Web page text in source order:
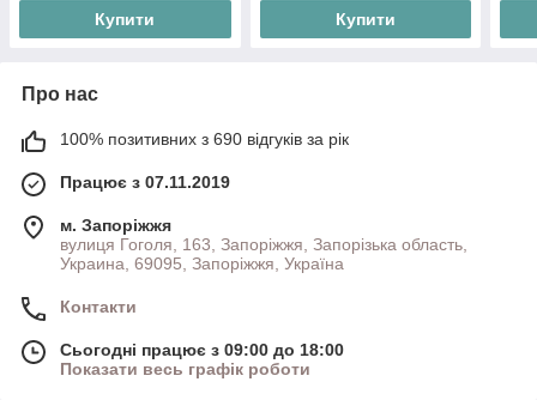
Купити Купити
Про нас
100% позитивних з 690 відгуків за рік
Працює з 07.11.2019
м. Запоріжжя
вулиця Гоголя, 163, Запоріжжя, Запорізька область,
Украина, 69095, Запоріжжя, Україна
Контакти
Сьогодні працює з 09:00 до 18:00
Показати весь графік роботи